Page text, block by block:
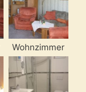
Wohnzimmer